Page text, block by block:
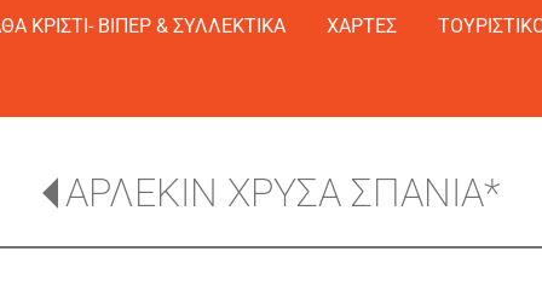
ΚΡΙΣΤΙ- ΒΙΠΕΡ & ΣΥΛΛΕΚΤΙΚΑ ΧΑΡΤΕΣ
ΑΡΛΕΚΙΝ ΧΡΥΣΑ ΣΠΑΝΙΑ*